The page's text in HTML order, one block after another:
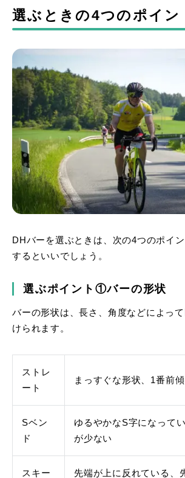
選ぶときの4つのポイン
DHバーを選ぶときは、次の4つのポイ
するといいでしょう。
選ぶポイント①バーの形状
バーの形状は、長さ、角度などによっ
けられます。
ストレ
ート
まっすぐな形状、1番前
Sベン
ド
ゆるやかなS字になって
が少ない
スキー 先端が上に反れている、